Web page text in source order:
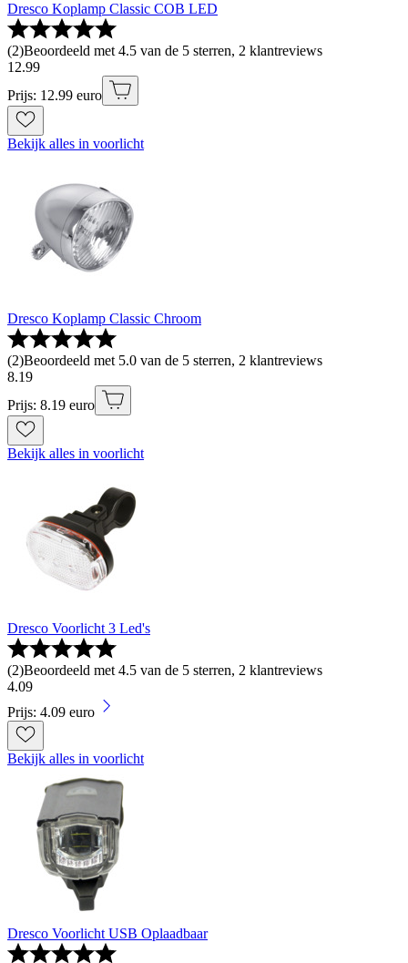
Dresco Koplamp Classic COB LED
(2)Beoordeeld met 4.5 van de 5 sterren, 2 klantreviews
12.99
Prijs: 12.99 euro
Bekijk alles in voorlicht
Dresco Koplamp Classic Chroom
(2)Beoordeeld met 5.0 van de 5 sterren, 2 klantreviews
8.19
Prijs: 8.19 euro
Bekijk alles in voorlicht
Dresco Voorlicht 3 Led's
(2)Beoordeeld met 4.5 van de 5 sterren, 2 klantreviews
4.09
Prijs: 4.09 euro
Bekijk alles in voorlicht
Dresco Voorlicht USB Oplaadbaar